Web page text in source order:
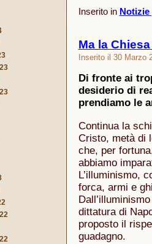
Inserito in
Ma la
Inserito il 30 Marzo
Di fronte ai
desiderio di
prendiamo le
Continua la
Cristo, metà di
che, per
abbiamo
L’illuminismo,
forca, armi e
dittatura di
proposto il
guadagno.